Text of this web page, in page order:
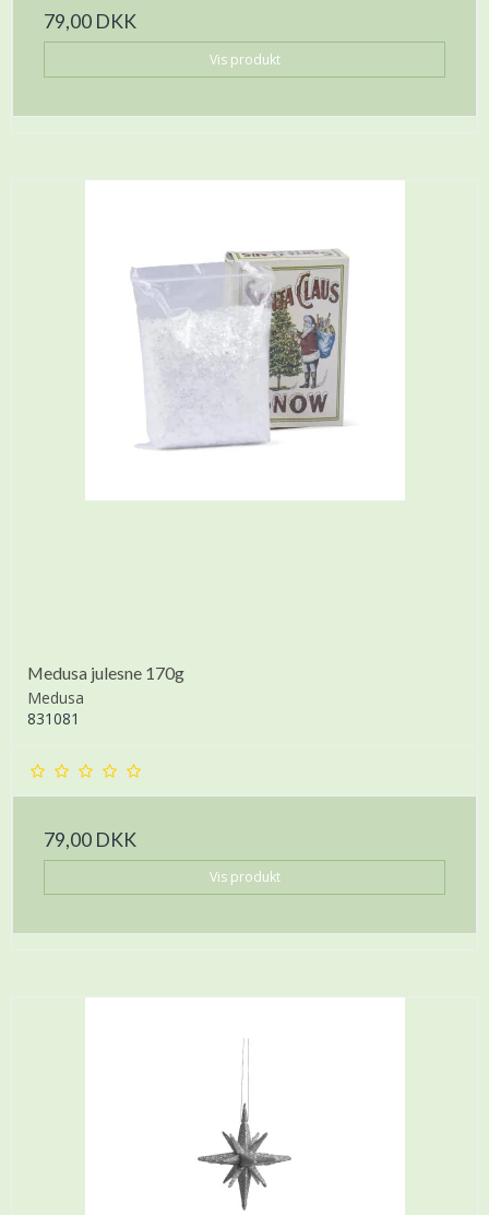
79,00 DKK
Vis produkt
Medusa julesne 170g
Medusa
831081
79,00 DKK
Vis produkt